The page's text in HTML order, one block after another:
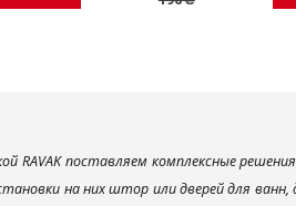
поставляем комплексные
на них штор или дверей для ванн,